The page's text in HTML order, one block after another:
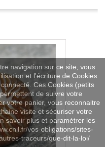
navigation sur ce site, vous
et l'écriture de Cookies
Ces Cookies (petits
de suivre votre
votre panier, vous reconnaitre
visite et sécuriser votre
savoir plus et paramétrer les
vos-obligations/sites-
traceurs/que-dit-la-loi/